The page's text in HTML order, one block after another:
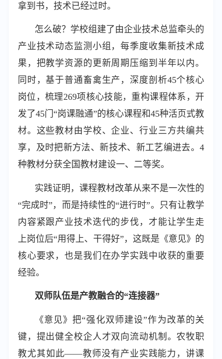
拿到书，技术已经过时。
怎么破？学校组建了由企业技术总监牵头的
产业技术动态监测小组，每季度收集新技术成
果，把教学资源的更新周期压缩到半年以内。
同时，基于普通畜禽生产，深度剖析45个核心
岗位，梳理269项核心技能，重构课程体系，开
发了45门“岗课融通”的核心课程和45种活页式教
材。这些教材由学校、企业、行业三方共编共
享，及时把新方法、新技术、新工艺编进去。4
种教材分获全国教材建设一、二等奖。
实践证明，课程教材改革从来不是一次性的
“完成时”，而是持续性的“进行时”。只有让教学
内容紧跟产业技术迭代的步伐，才能让学生走
上岗位后“用得上、干得好”，这既是《意见》的
核心要求，也是我们在办学实践中收获的重要
经验。
双师队伍是产教融合的“连接器”
《意见》把“强化双师建设”作为改革的关
键，提出健全校企人才双向流动机制。农牧职
教尤其如此——教师没有产业实践能力，讲课